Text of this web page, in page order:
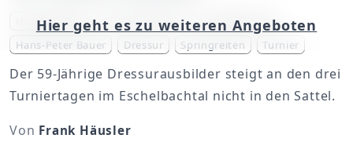
Holzgerlingen RVS Schönbuch
Eschelbachtal
Hans-Peter Bauer
Dressur Springreiten Turnier
Der 59-Jährige Dressurausbilder steigt an den drei
Turniertagen im Eschelbachtal nicht in den Sattel.
Von Frank Häusler
Hier geht es zu weiteren Angeboten